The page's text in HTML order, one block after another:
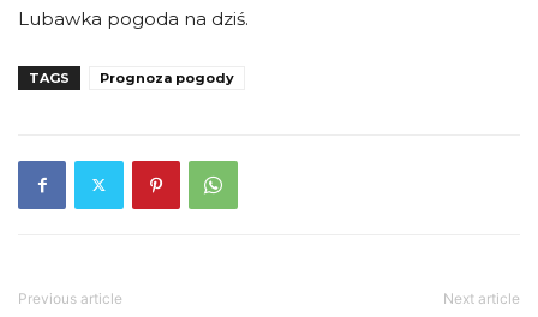
Lubawka pogoda na dziś.
TAGS Prognoza pogody
Previous article Next article